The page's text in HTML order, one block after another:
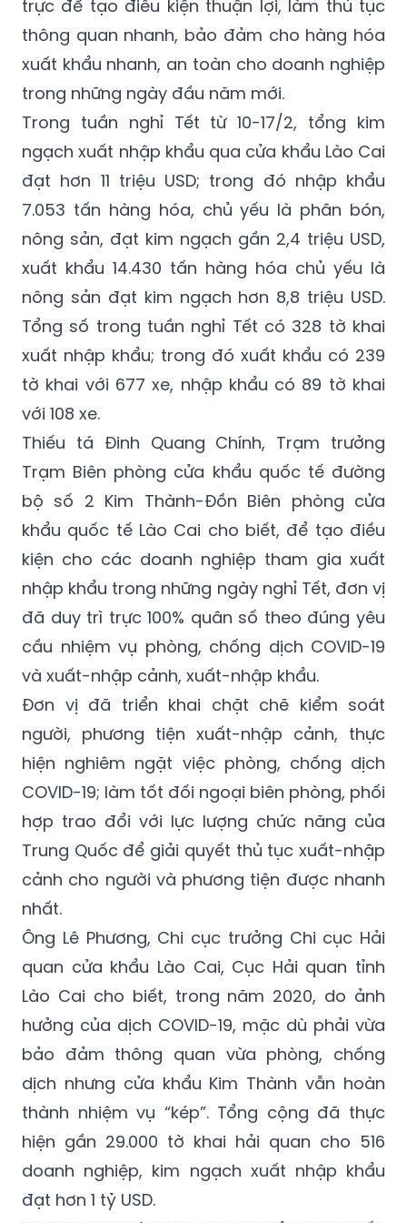
xuất khẩu nhanh, an toàn cho doanh nghiệp
trong những ngày đầu năm mới.
Trong tuần nghỉ Tết từ 10-17/2, tổng kim
ngạch xuất nhập khẩu qua cửa khẩu Lào Cai
đạt hơn 11 triệu USD; trong đó nhập khẩu
7.053 tấn hàng hóa, chủ yếu là phân bón,
nông sản, đạt kim ngạch gần 2,4 triệu USD,
xuất khẩu 14.430 tấn hàng hóa chủ yếu là
nông sản đạt kim ngạch hơn 8,8 triệu USD.
Tổng số trong tuần nghỉ Tết có 328 tờ khai
xuất nhập khẩu; trong đó xuất khẩu có 239
tờ khai với 677 xe, nhập khẩu có 89 tờ khai
với 108 xe.
Thiếu tá Đinh Quang Chính, Trạm trưởng
Trạm Biên phòng cửa khẩu quốc tế đường
bộ số 2 Kim Thành-Đồn Biên phòng cửa
khẩu quốc tế Lào Cai cho biết, để tạo điều
kiện cho các doanh nghiệp tham gia xuất
nhập khẩu trong những ngày nghỉ Tết, đơn vị
đã duy trì trực 100% quân số theo đúng yêu
cầu nhiệm vụ phòng, chống dịch COVID-19
và xuất-nhập cảnh, xuất-nhập khẩu.
Đơn vị đã triển khai chặt chẽ kiểm soát
người, phương tiện xuất-nhập cảnh, thực
hiện nghiêm ngặt việc phòng, chống dịch
COVID-19; làm tốt đối ngoại biên phòng, phối
hợp trao đổi với lực lượng chức năng của
Trung Quốc để giải quyết thủ tục xuất-nhập
cảnh cho người và phương tiện được nhanh
nhất.
Ông Lê Phương, Chi cục trưởng Chi cục Hải
quan cửa khẩu Lào Cai, Cục Hải quan tỉnh
Lào Cai cho biết, trong năm 2020, do ảnh
hưởng của dịch COVID-19, mặc dù phải vừa
bảo đảm thông quan vừa phòng, chống
dịch nhưng cửa khẩu Kim Thành vẫn hoàn
thành nhiệm vụ “kép”. Tổng cộng đã thực
hiện gần 29.000 tờ khai hải quan cho 516
doanh nghiệp, kim ngạch xuất nhập khẩu
đạt hơn 1 tỷ USD.
Trong năm mới 2021, Chi cục Hải quan quốc
tế Lào Cai phối hợp chặt chẽ với các lực